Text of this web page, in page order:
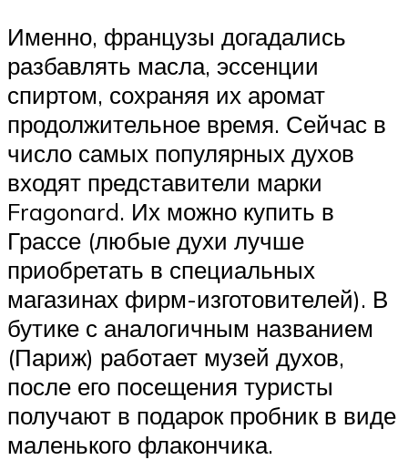
Именно, французы догадались
разбавлять масла, эссенции
спиртом, сохраняя их аромат
продолжительное время. Сейчас в
число самых популярных духов
входят представители марки
Fragonard. Их можно купить в
Грассе (любые духи лучше
приобретать в специальных
магазинах фирм-изготовителей). В
бутике с аналогичным названием
(Париж) работает музей духов,
после его посещения туристы
получают в подарок пробник в виде
маленького флакончика.